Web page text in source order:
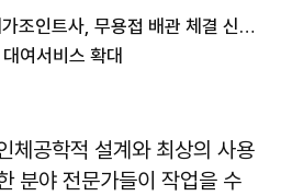
포스코 육성 벤처기업 메가조인트사, 무용접 배관 체결 신기술 최초 적용
여서비스 확대
체공학적 설계와 최상의 사용
분야 전문가들이 작업을 수